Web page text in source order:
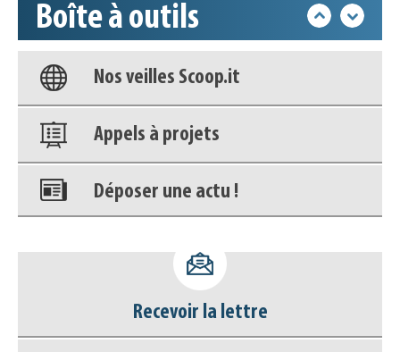
Boîte à outils
Base documentaire
Nos veilles Scoop.it
Appels à projets
Déposer une actu !
déconnecter)
Base documentaire
Recevoir la lettre